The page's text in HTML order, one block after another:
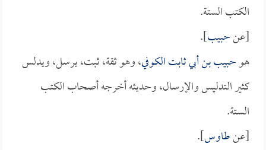
الكتب الستة.
[عنحبيب].
هوحبيب بن أبي ثابت الكوفي، وهو ثقة، ثبت، يرسل، ويدلس
كثير التدليس والإرسال، وحديثه أخرجه أصحاب الكتب
الستة.
[عنطاوس].